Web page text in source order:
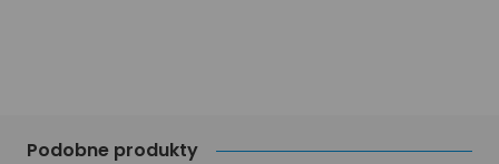
Podobne produkty